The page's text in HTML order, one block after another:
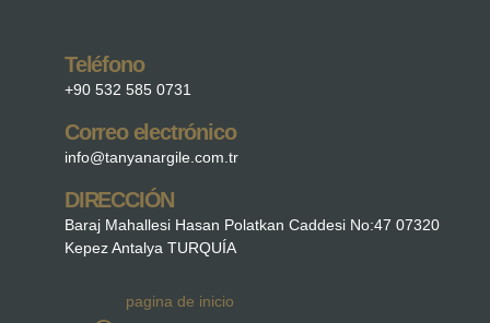
Teléfono
+90 532 585 0731
Correo electrónico
info@tanyanargile.com.tr
DIRECCIÓN
Baraj Mahallesi Hasan Polatkan Caddesi No:47 07320
Kepez Antalya TURQUÍA
pagina de inicio